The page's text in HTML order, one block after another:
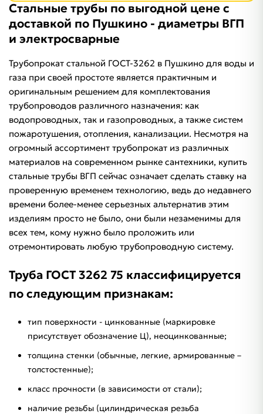
Стальные трубы по выгодной цене с
доставкой по Пушкино - диаметры ВГП
и электросварные
Трубопрокат стальной ГОСТ-3262 в Пушкино для воды и
газа при своей простоте является практичным и
оригинальным решением для комплектования
трубопроводов различного назначения: как
водопроводных, так и газопроводных, а также систем
пожаротушения, отопления, канализации. Несмотря на
огромный ассортимент трубопрокат из различных
материалов на современном рынке сантехники, купить
стальные трубы ВГП сейчас означает сделать ставку на
проверенную временем технологию, ведь до недавнего
времени более-менее серьезных альтернатив этим
изделиям просто не было, они были незаменимы для
всех тем, кому нужно было проложить или
отремонтировать любую трубопроводную систему.
Труба ГОСТ 3262 75 классифицируется
по следующим признакам:
тип поверхности - цинкованные (маркировке
присутствует обозначение Ц), неоцинкованные;
толщина стенки (обычные, легкие, армированные –
толстостенные);
класс прочности (в зависимости от стали);
наличие резьбы (цилиндрическая резьба